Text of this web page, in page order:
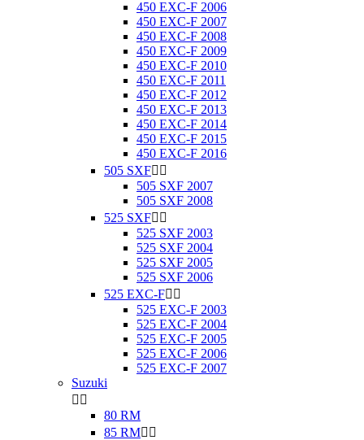
450 EXC-F 2006
450 EXC-F 2007
450 EXC-F 2008
450 EXC-F 2009
450 EXC-F 2010
450 EXC-F 2011
450 EXC-F 2012
450 EXC-F 2013
450 EXC-F 2014
450 EXC-F 2015
450 EXC-F 2016
505 SXF 
505 SXF 2007
505 SXF 2008
525 SXF 
525 SXF 2003
525 SXF 2004
525 SXF 2005
525 SXF 2006
525 EXC-F 
525 EXC-F 2003
525 EXC-F 2004
525 EXC-F 2005
525 EXC-F 2006
525 EXC-F 2007
Suzuki
 
80 RM
85 RM 